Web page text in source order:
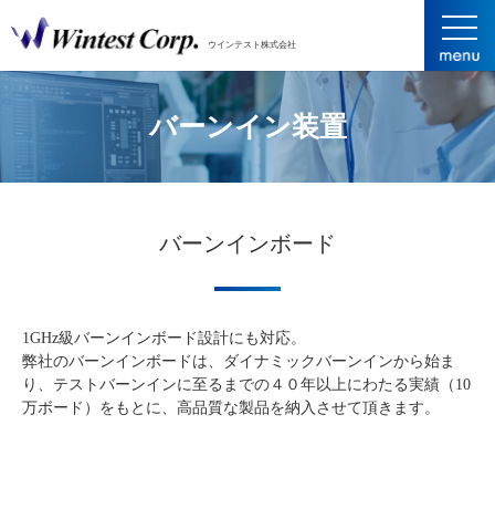
ウインテスト株式会社
バーンイン装置
バーンインボード
1GHz級バーンインボード設計にも対応。
弊社のバーンインボードは、ダイナミックバーンインから始ま
り、テストバーンインに至るまでの４０年以上にわたる実績（10
万ボード）をもとに、高品質な製品を納入させて頂きます。